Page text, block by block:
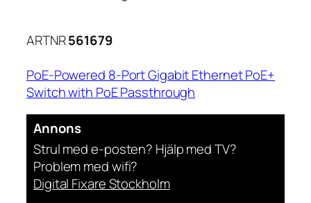
ARTNR561679
PoE-Powered 8-Port Gigabit Ethernet PoE+
Switch with PoE Passthrough
Annons
Strul med e-posten? Hjälp med TV?
Problem med wifi?
Digital Fixare Stockholm